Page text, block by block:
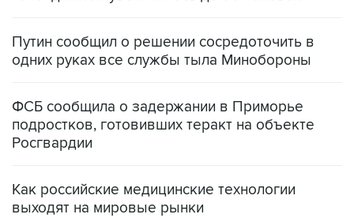
Путин сообщил о решении сосредоточить в
одних руках все службы тыла Минобороны
ФСБ сообщила о задержании в Приморье
подростков, готовивших теракт на объекте
Росгвардии
Как российские медицинские технологии
выходят на мировые рынки